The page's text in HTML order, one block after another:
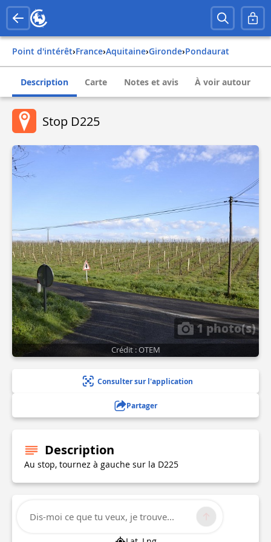
Point d'intérêt› france› aquitaine› gironde› pondaurat
Description Carte Notes et avis À voir autour
Stop D225
1 photo(s)
Crédit : OTEM
Consulter sur l'application
Partager
Description
Au stop, tournez à gauche sur la D225
Informations techniques
Dis-moi ce que tu veux, je trouve...